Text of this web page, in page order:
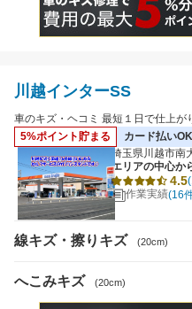
川越インターSS
車のキズ・ヘコミ 最短１日で仕上が
5%ポイント貯まる
カード払いOK
埼玉県川越市南
エリアの中心か
4.5
作業実績(16
線キズ・擦りキズ (20cm)
へこみキズ (20cm)